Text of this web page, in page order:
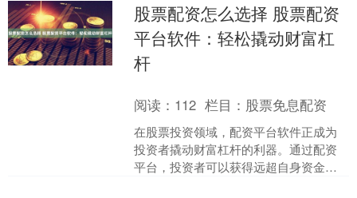
的回报。 首先，杭州期货....
股票配资怎么选择 股票配资
平台软件：轻松撬动财富杠
杆
阅读： 112 栏目： 股票免息配资
在股票投资领域，配资平台软件正成为
投资者撬动财富杠杆的利器。通过配资
平台，投资者可以获得远超自身资金的